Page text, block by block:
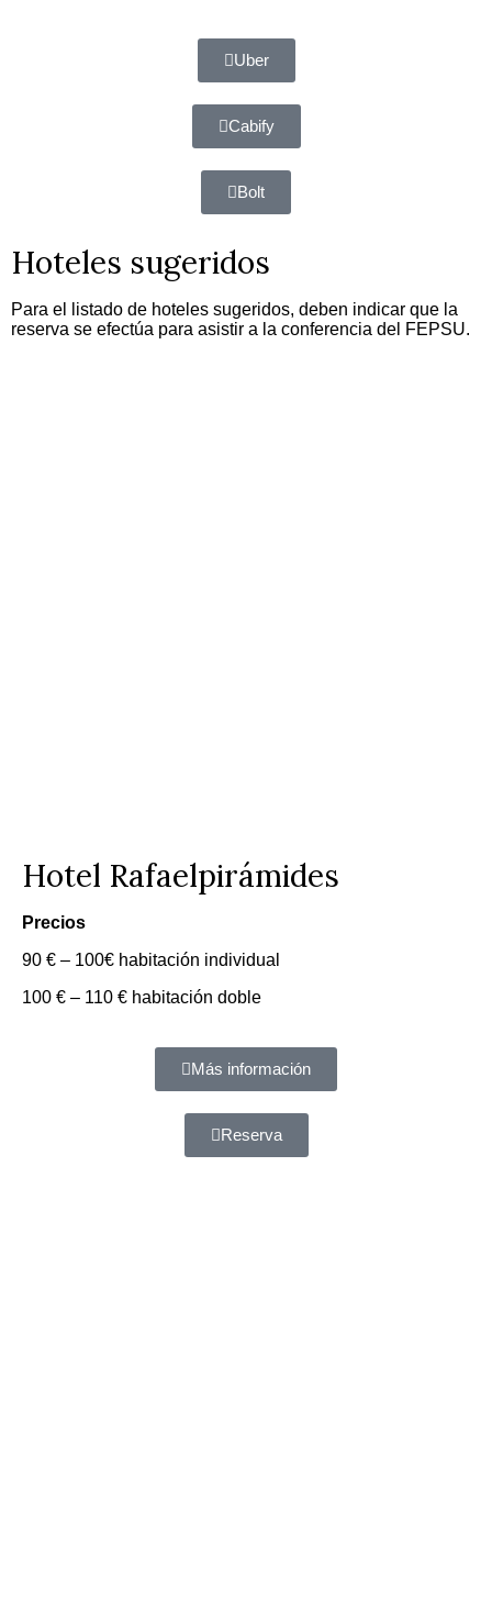
Uber
Cabify
Bolt
Hoteles sugeridos
Para el listado de hoteles sugeridos, deben indicar que la
reserva se efectúa para asistir a la conferencia del FEPSU.
Hotel Rafaelpirámides
Precios
90 € – 100€ habitación individual
100 € – 110 € habitación doble
Más información
Reserva